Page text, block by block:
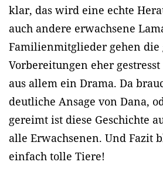
klar, das wird eine echte
auch andere erwachsene
Familienmitglieder gehen die
Vorbereitungen eher
aus allem ein Drama. Da
deutliche Ansage von Dana,
gereimt ist diese Geschichte
alle Erwachsenen. Und Fazit
einfach tolle Tiere!